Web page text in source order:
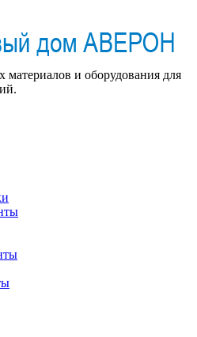
материалов и оборудования для